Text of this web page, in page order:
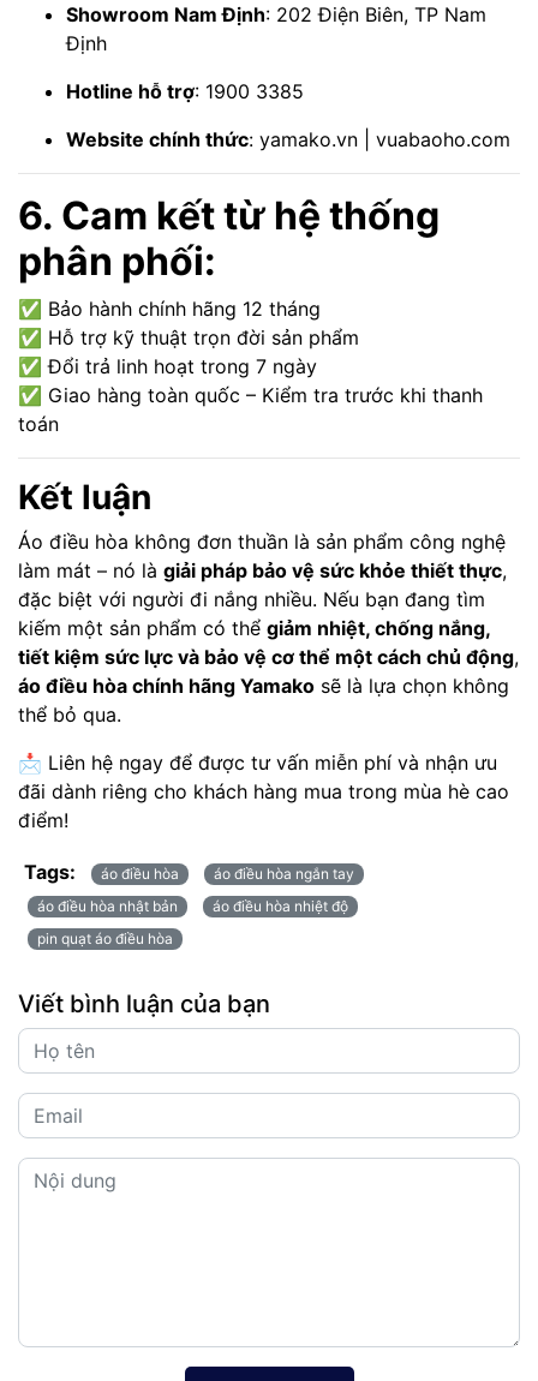
Showroom Nam Định: 202 Điện Biên, TP Nam
Định
Hotline hỗ trợ: 1900 3385
Website chính thức: yamako.vn vuabaoho.com
6. Cam kết từ hệ thống
phân phối:
✅ Bảo hành chính hãng 12 tháng
✅ Hỗ trợ kỹ thuật trọn đời sản phẩm
✅ Đổi trả linh hoạt trong 7 ngày
✅ Giao hàng toàn quốc – Kiểm tra trước khi thanh
toán
Kết luận
Áo điều hòa không đơn thuần là sản phẩm công nghệ
làm mát – nó là giải pháp bảo vệ sức khỏe thiết thực,
đặc biệt với người đi nắng nhiều. Nếu bạn đang tìm
kiếm một sản phẩm có thể giảm nhiệt, chống nắng,
tiết kiệm sức lực và bảo vệ cơ thể một cách chủ động,
áo điều hòa chính hãng Yamako sẽ là lựa chọn không
thể bỏ qua.
📩 Liên hệ ngay để được tư vấn miễn phí và nhận ưu
đãi dành riêng cho khách hàng mua trong mùa hè cao
điểm!
Tags: áo điều hòa
áo điều hòa ngắn tay
áo điều hòa nhật bản
áo điều hòa nhiệt độ
pin quạt áo điều hòa
Viết bình luận của bạn